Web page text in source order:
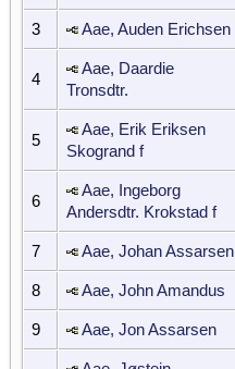
3 Aae, Auden Erichsen
4
Aae, Daardie
Tronsdtr.
5
Aae, Erik Eriksen
Skogrand f
6
Aae, Ingeborg
Andersdtr. Krokstad f
7 Aae, Johan Assarsen
8 Aae, John Amandus
9 Aae, Jon Assarsen